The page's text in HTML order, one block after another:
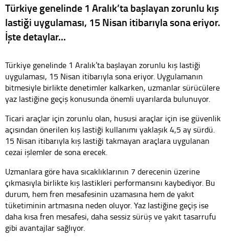
Türkiye genelinde 1 Aralık’ta başlayan zorunlu kış
lastiği uygulaması, 15 Nisan itibarıyla sona eriyor.
İşte detaylar...
Türkiye genelinde 1 Aralık’ta başlayan zorunlu kış lastiği
uygulaması, 15 Nisan itibarıyla sona eriyor. Uygulamanın
bitmesiyle birlikte denetimler kalkarken, uzmanlar sürücülere
yaz lastiğine geçiş konusunda önemli uyarılarda bulunuyor.
Ticari araçlar için zorunlu olan, hususi araçlar için ise güvenlik
açısından önerilen kış lastiği kullanımı yaklaşık 4,5 ay sürdü.
15 Nisan itibarıyla kış lastiği takmayan araçlara uygulanan
cezai işlemler de sona erecek.
Uzmanlara göre hava sıcaklıklarının 7 derecenin üzerine
çıkmasıyla birlikte kış lastikleri performansını kaybediyor. Bu
durum, hem fren mesafesinin uzamasına hem de yakıt
tüketiminin artmasına neden oluyor. Yaz lastiğine geçiş ise
daha kısa fren mesafesi, daha sessiz sürüş ve yakıt tasarrufu
gibi avantajlar sağlıyor.